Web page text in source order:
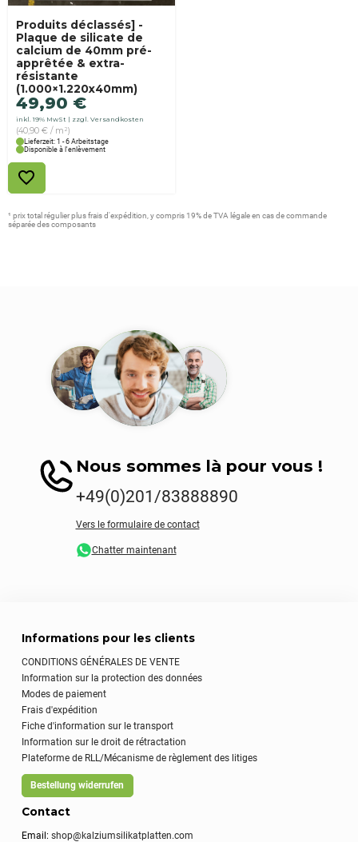
Produits déclassés] -
Plaque de silicate de
calcium de 40mm pré-
apprêtée & extra-
résistante
(1.000×1.220x40mm)
49,90 €
inkl. 19% MwSt zzgl. Versandkosten
(40,90 € / m²)
Lieferzeit: 1 - 6 Arbeitstage
Disponible à l'enlèvement
¹ prix total régulier plus frais d'expédition, y compris 19% de TVA légale en cas de commande
séparée des composants
Nous sommes là pour vous !
+49(0)201/83888890
Vers le formulaire de contact
Chatter maintenant
Informations pour les clients
CONDITIONS GÉNÉRALES DE VENTE
Information sur la protection des données
Modes de paiement
Frais d'expédition
Fiche d'information sur le transport
Information sur le droit de rétractation
Plateforme de RLL/Mécanisme de règlement des litiges
Bestellung widerrufen
Contact
Email:shop@kalziumsilikatplatten.com